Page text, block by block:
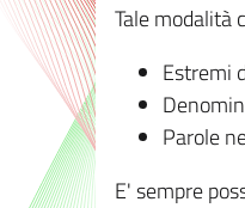
Tale modalità
Estremi
Parole
E' sempre